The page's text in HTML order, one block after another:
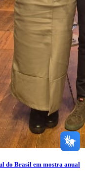
do Brasil em mostra anual